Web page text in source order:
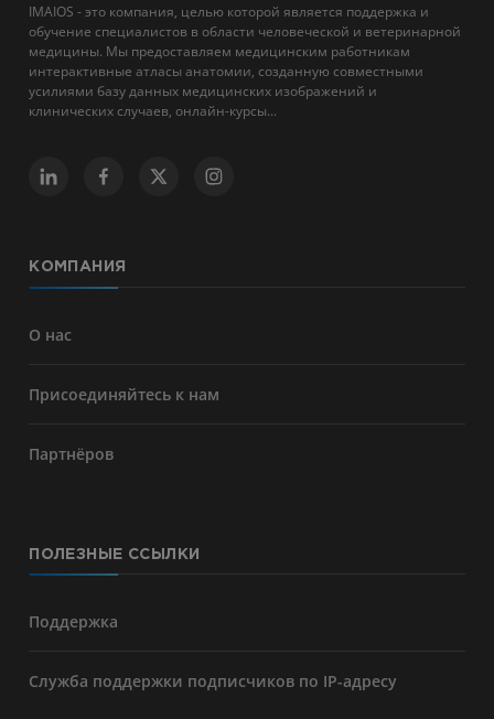
IMAIOS - это компания, целью которой является поддержка и
обучение специалистов в области человеческой и ветеринарной
медицины. Мы предоставляем медицинским работникам
интерактивные атласы анатомии, созданную совместными
усилиями базу данных медицинских изображений и
клинических случаев, онлайн-курсы...
КОМПАНИЯ
О нас
Присоединяйтесь к нам
Партнёров
ПОЛЕЗНЫЕ ССЫЛКИ
Поддержка
Служба поддержки подписчиков по IP-адресу